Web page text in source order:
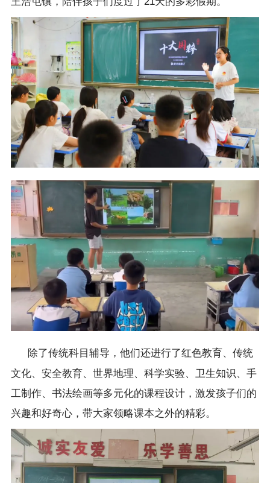
除了传统科目辅导，他们还进行了红色教育、传统
文化、安全教育、世界地理、科学实验、卫生知识、手
工制作、书法绘画等多元化的课程设计，激发孩子们的
兴趣和好奇心，带大家领略课本之外的精彩。